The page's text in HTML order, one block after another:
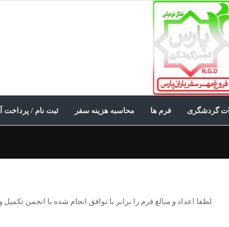
گردشگری فرم ها محاسبه هزینه سفر ثبت نام / پرداخت
لطفا اعداد و مبالغ فرم را برابر با توافق انجام شده با انجمن تکمیل